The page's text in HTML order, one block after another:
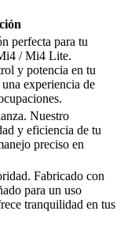
perfecta para tu
/ Mi4 Lite.
y potencia en tu
experiencia de
Nuestro
y eficiencia de tu
preciso en
Fabricado con
para un uso
tranquilidad en tus